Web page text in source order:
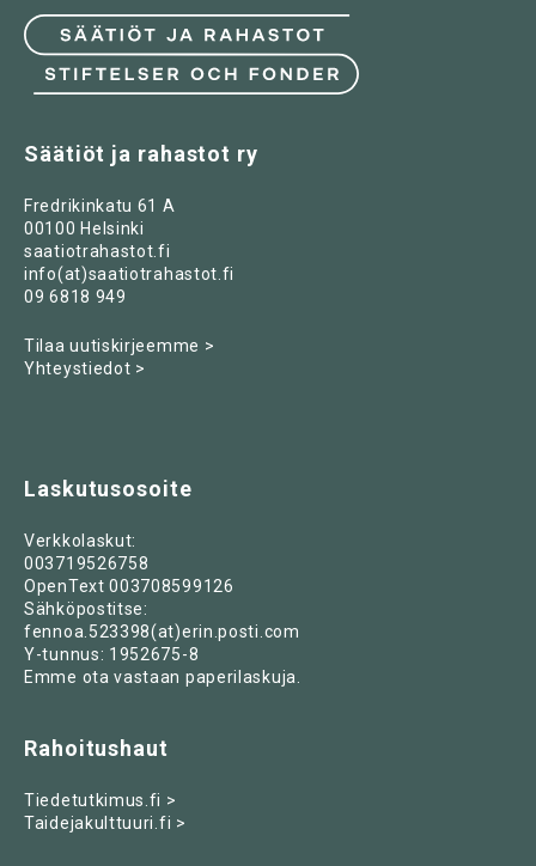
Säätiöt ja rahastot ry
Fredrikinkatu 61 A
00100 Helsinki
saatiotrahastot.fi
info(at)saatiotrahastot.fi
09 6818 949
Tilaa uutiskirjeemme >
Yhteystiedot >
Laskutusosoite
Verkkolaskut:
003719526758
OpenText 003708599126
Sähköpostitse:
fennoa.523398(at)erin.posti.com
Y-tunnus: 1952675-8
Emme ota vastaan paperilaskuja.
Rahoitushaut
Tiedetutkimus.fi >
Taidejakulttuuri.fi >